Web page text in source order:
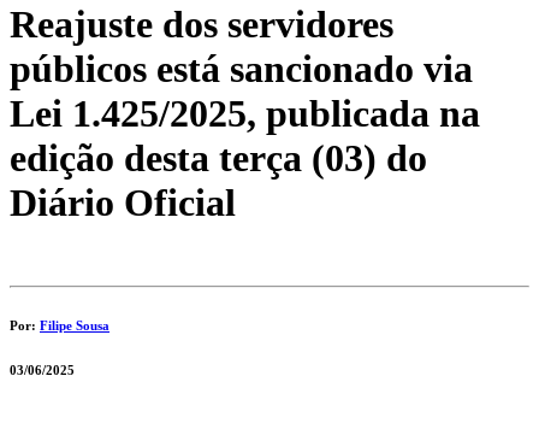
Reajuste dos servidores
públicos está sancionado via
Lei 1.425/2025, publicada na
edição desta terça (03) do
Diário Oficial
Por: Filipe Sousa
03/06/2025